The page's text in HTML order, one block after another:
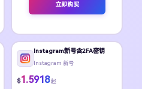
立即购买
Instagram新号含2FA密钥
Instagram 新号
$1.5918 起